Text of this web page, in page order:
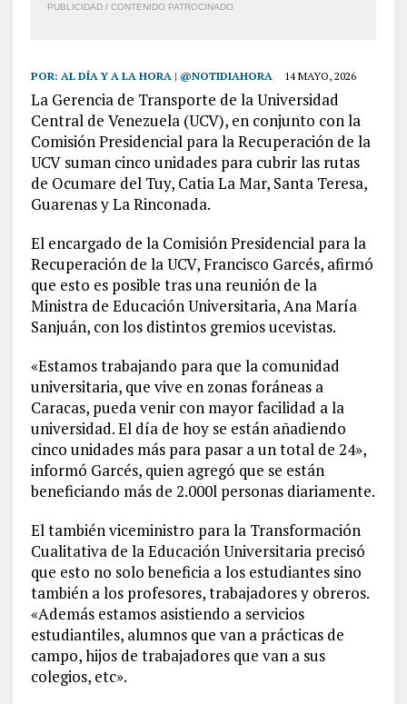
PUBLICIDAD / CONTENIDO PATROCINADO
POR: AL DÍA Y A LA HORA | @NOTIDIAHORA 14 MAYO, 2026
La Gerencia de Transporte de la Universidad
Central de Venezuela (UCV), en conjunto con la
Comisión Presidencial para la Recuperación de la
UCV suman cinco unidades para cubrir las rutas
de Ocumare del Tuy, Catia La Mar, Santa Teresa,
Guarenas y La Rinconada.
El encargado de la Comisión Presidencial para la
Recuperación de la UCV, Francisco Garcés, afirmó
que esto es posible tras una reunión de la
Ministra de Educación Universitaria, Ana María
Sanjuán, con los distintos gremios ucevistas.
«Estamos trabajando para que la comunidad
universitaria, que vive en zonas foráneas a
Caracas, pueda venir con mayor facilidad a la
universidad. El día de hoy se están añadiendo
cinco unidades más para pasar a un total de 24»,
informó Garcés, quien agregó que se están
beneficiando más de 2.000l personas diariamente.
El también viceministro para la Transformación
Cualitativa de la Educación Universitaria precisó
que esto no solo beneficia a los estudiantes sino
también a los profesores, trabajadores y obreros.
«Además estamos asistiendo a servicios
estudiantiles, alumnos que van a prácticas de
campo, hijos de trabajadores que van a sus
colegios, etc».